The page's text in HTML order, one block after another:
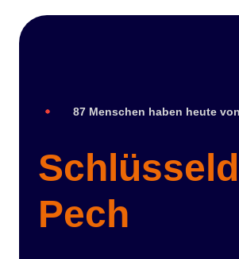
87 Menschen haben heute
Pech